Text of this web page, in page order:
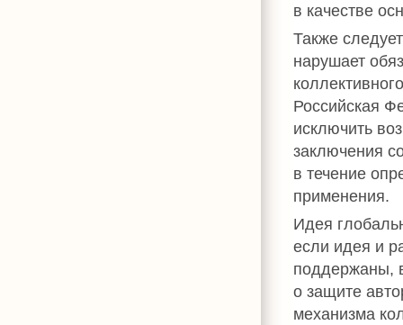
в качестве
Также
нарушает
Российская
исключить
заключения
в течение
применения.
Идея
если идея и
поддержаны,
о защите
механизма